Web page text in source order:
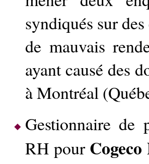
syndiqués sur
de mauvais
ayant causé des
à Montréal
Gestionnaire de
RH pour